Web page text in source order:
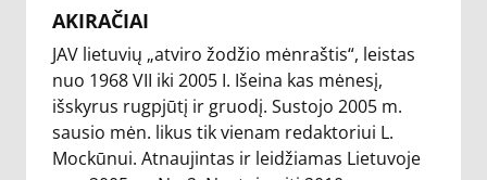
AKIRAČIAI
JAV lietuvių „atviro žodžio mėnraštis“, leistas
nuo 1968 VII iki 2005 I. Išeina kas mėnesį,
išskyrus rugpjūtį ir gruodį. Sustojo 2005 m.
sausio mėn. likus tik vienam redaktoriui L.
Mockūnui. Atnaujintas ir leidžiamas Lietuvoje